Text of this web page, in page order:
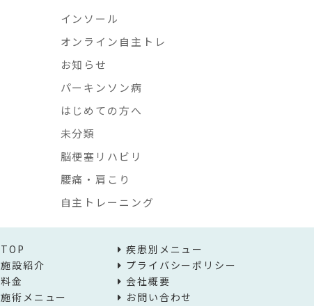
インソール
オンライン自主トレ
お知らせ
パーキンソン病
はじめての方へ
未分類
脳梗塞リハビリ
腰痛・肩こり
自主トレーニング
TOP
施設紹介
料金
施術メニュー
疾患別メニュー
プライバシーポリシー
会社概要
お問い合わせ